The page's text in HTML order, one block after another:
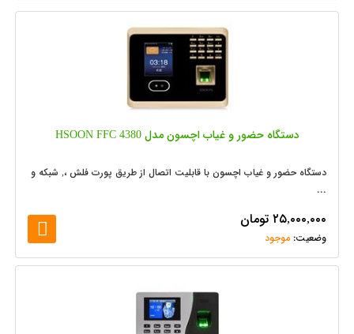
دستگاه حضور و غیاب اچسون مدل HSOON FFC 4380
دستگاه حضور و غیاب اچسون با قابلیت اتصال از طریق پورت فلش ،, شبکه و
...
۲۵,۰۰۰,۰۰۰ تومان
موجود